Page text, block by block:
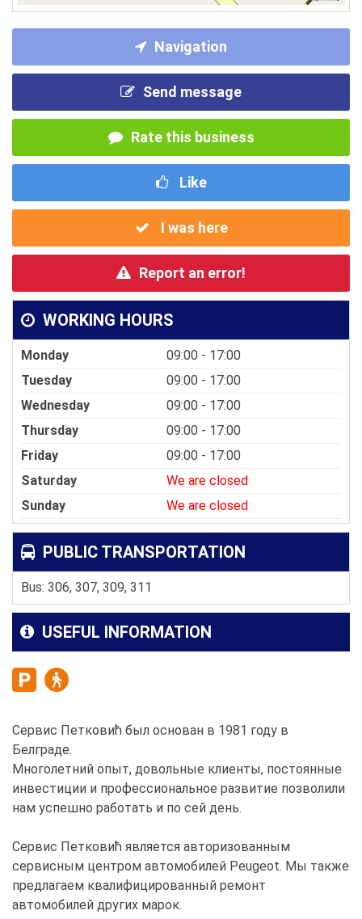
Navigation
Send message
Rate this business
Like
I was here
Report an error!
WORKING HOURS
Monday
09:00 - 17:00
Tuesday
09:00 - 17:00
Wednesday
09:00 - 17:00
Thursday
09:00 - 17:00
Friday
09:00 - 17:00
Saturday
We are closed
Sunday
We are closed
PUBLIC TRANSPORTATION
Bus: 306, 307, 309, 311
USEFUL INFORMATION
Сервис Петковић был основан в 1981 году в
Белграде.
Многолетний опыт, довольные клиенты, постоянные
инвестиции и профессиональное развитие позволили
нам успешно работать и по сей день.
Сервис Петковић является авторизованным
сервисным центром автомобилей Peugeot. Мы также
предлагаем квалифицированный ремонт
автомобилей других марок.